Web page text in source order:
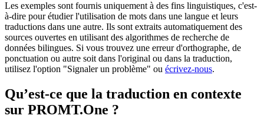
Les exemples sont fournis uniquement à des fins linguistiques, c'est-
à-dire pour étudier l'utilisation de mots dans une langue et leurs
traductions dans une autre. Ils sont extraits automatiquement des
sources ouvertes en utilisant des algorithmes de recherche de
données bilingues. Si vous trouvez une erreur d'orthographe, de
ponctuation ou autre soit dans l'original ou dans la traduction,
utilisez l'option "Signaler un problème" ou écrivez-nous.
Qu’est-ce que la traduction en contexte
sur PROMT.One ?